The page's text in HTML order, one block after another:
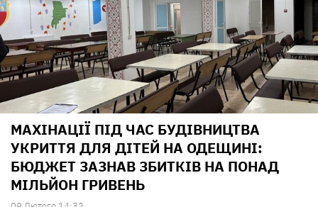
МАХІНАЦІЇ ПІД ЧАС БУДІВНИЦТВА
УКРИТТЯ ДЛЯ ДІТЕЙ НА ОДЕЩИНІ:
БЮДЖЕТ ЗАЗНАВ ЗБИТКІВ НА ПОНАД
МІЛЬЙОН ГРИВЕНЬ